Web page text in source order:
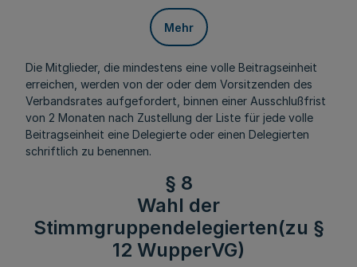
Mehr
Die Mitglieder, die mindestens eine volle Beitragseinheit
erreichen, werden von der oder dem Vorsitzenden des
Verbandsrates aufgefordert, binnen einer Ausschlußfrist
von 2 Monaten nach Zustellung der Liste für jede volle
Beitragseinheit eine Delegierte oder einen Delegierten
schriftlich zu benennen.
§ 8
Wahl der
Stimmgruppendelegierten(zu §
12 WupperVG)